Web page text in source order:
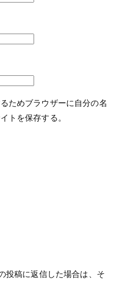
ためブラウザーに自分の名
トを保存する。
投稿に返信した場合は、そ